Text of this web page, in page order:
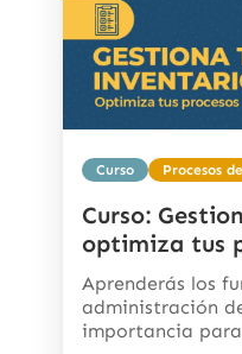
Curso Procesos
Curso:
optimiza tus
Aprenderás los
administración
importancia